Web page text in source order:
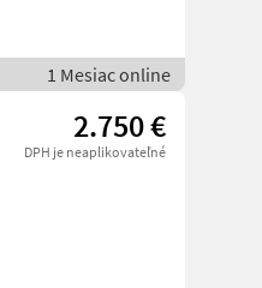
1 Mesiac online
2.750 €
DPH je neaplikovateľné